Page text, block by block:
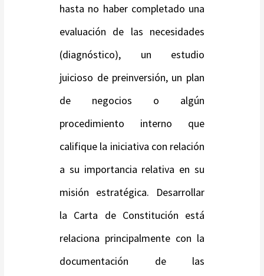
hasta no haber completado una
evaluación de las necesidades
(diagnóstico), un estudio
juicioso de preinversión, un plan
de negocios o algún
procedimiento interno que
califique la iniciativa con relación
a su importancia relativa en su
misión estratégica. Desarrollar
la Carta de Constitución está
relaciona principalmente con la
documentación de las